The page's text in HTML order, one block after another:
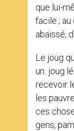
que lui-
facile ; au
abaissé,
Le joug
un joug
recevoir
les
ces
gens,